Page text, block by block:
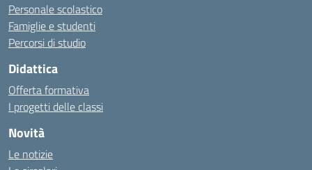
Personale scolastico
Famiglie e studenti
Percorsi di studio
Didattica
Offerta formativa
I progetti delle classi
Novità
Le notizie